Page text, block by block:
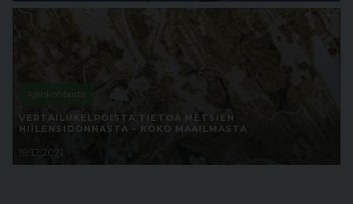
Ajankohtaista
VERTAILUKELPOISTA TIETOA METSIEN
HIILENSIDONNASTA – KOKO MAAILMASTA
19.12.2021